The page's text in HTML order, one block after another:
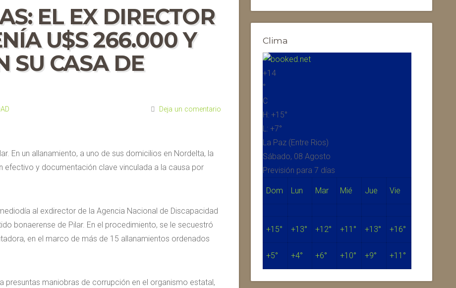
EL EX DIRECTOR
U$S 266.000 Y
SU CASA DE
Deja un comentario
En un allanamiento, a uno de sus domicilios en Nordelta, la
efectivo y documentación clave vinculada a la causa por
al exdirector de la Agencia Nacional de Discapacidad
bonaerense de Pilar. En el procedimiento, se le secuestró
en el marco de más de 15 allanamientos ordenados
presuntas maniobras de corrupción en el organismo estatal,
Clima
+14
°
C
H: +15°
L: +7°
La Paz (Entre Rios)
Sábado, 08 Agosto
Previsión para 7 días
Dom Lun Mar Mié Jue Vie
+15° +13° +12° +11° +13° +16°
+5° +4° +6° +10° +9° +11°